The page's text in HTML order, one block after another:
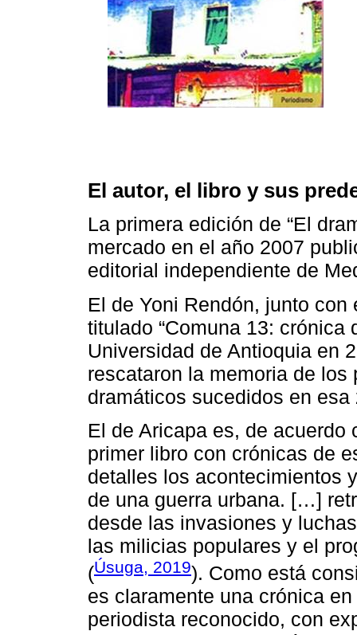
El autor, el libro y sus
La primera edición de “El
mercado en el año 2007
editorial independiente de
El de Yoni Rendón, junto
titulado “Comuna 13: crónica
Universidad de Antioquia en
rescataron la memoria de
dramáticos sucedidos en
El de Aricapa es, de acuerdo
primer libro con crónicas de
detalles los acontecimientos
de una guerra urbana. […]
desde las invasiones y
las milicias populares y el
(Úsuga, 2019). Como está
es claramente una crónica
periodista reconocido, con